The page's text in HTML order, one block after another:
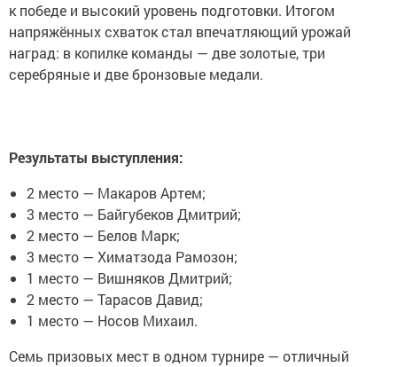
к победе и высокий уровень подготовки. Итогом
напряжённых схваток стал впечатляющий урожай
наград: в копилке команды — две золотые, три
серебряные и две бронзовые медали.
Результаты выступления:
2 место — Макаров Артем;
3 место — Байгубеков Дмитрий;
2 место — Белов Марк;
3 место — Химатзода Рамозон;
1 место — Вишняков Дмитрий;
2 место — Тарасов Давид;
1 место — Носов Михаил.
Семь призовых мест в одном турнире — отличный